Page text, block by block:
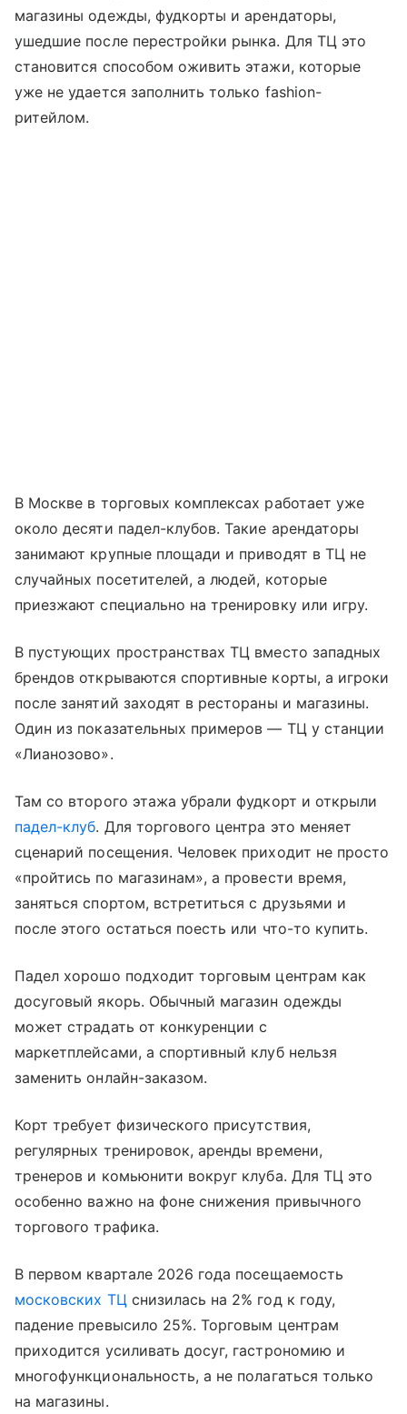
магазины одежды, фудкорты и арендаторы,
ушедшие после перестройки рынка. Для ТЦ это
становится способом оживить этажи, которые
уже не удается заполнить только fashion-
ритейлом.
В Москве в торговых комплексах работает уже
около десяти падел-клубов. Такие арендаторы
занимают крупные площади и приводят в ТЦ не
случайных посетителей, а людей, которые
приезжают специально на тренировку или игру.
В пустующих пространствах ТЦ вместо западных
брендов открываются спортивные корты, а игроки
после занятий заходят в рестораны и магазины.
Один из показательных примеров — ТЦ у станции
«Лианозово».
Там со второго этажа убрали фудкорт и открыли
падел-клуб. Для торгового центра это меняет
сценарий посещения. Человек приходит не просто
«пройтись по магазинам», а провести время,
заняться спортом, встретиться с друзьями и
после этого остаться поесть или что-то купить.
Падел хорошо подходит торговым центрам как
досуговый якорь. Обычный магазин одежды
может страдать от конкуренции с
маркетплейсами, а спортивный клуб нельзя
заменить онлайн-заказом.
Корт требует физического присутствия,
регулярных тренировок, аренды времени,
тренеров и комьюнити вокруг клуба. Для ТЦ это
особенно важно на фоне снижения привычного
торгового трафика.
В первом квартале 2026 года посещаемость
московских ТЦ снизилась на 2% год к году,
падение превысило 25%. Торговым центрам
приходится усиливать досуг, гастрономию и
многофункциональность, а не полагаться только
на магазины.